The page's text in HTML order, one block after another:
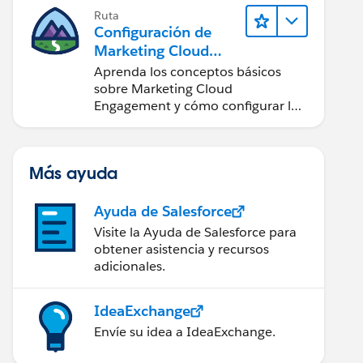
Ruta
Configuración de
Marketing Cloud
Engagement
Aprenda los conceptos básicos
sobre Marketing Cloud
Engagement y cómo configurar la
Más ayuda
Ayuda de Salesforce
Visite la Ayuda de Salesforce para
obtener asistencia y recursos
adicionales.
IdeaExchange
Envíe su idea a IdeaExchange.